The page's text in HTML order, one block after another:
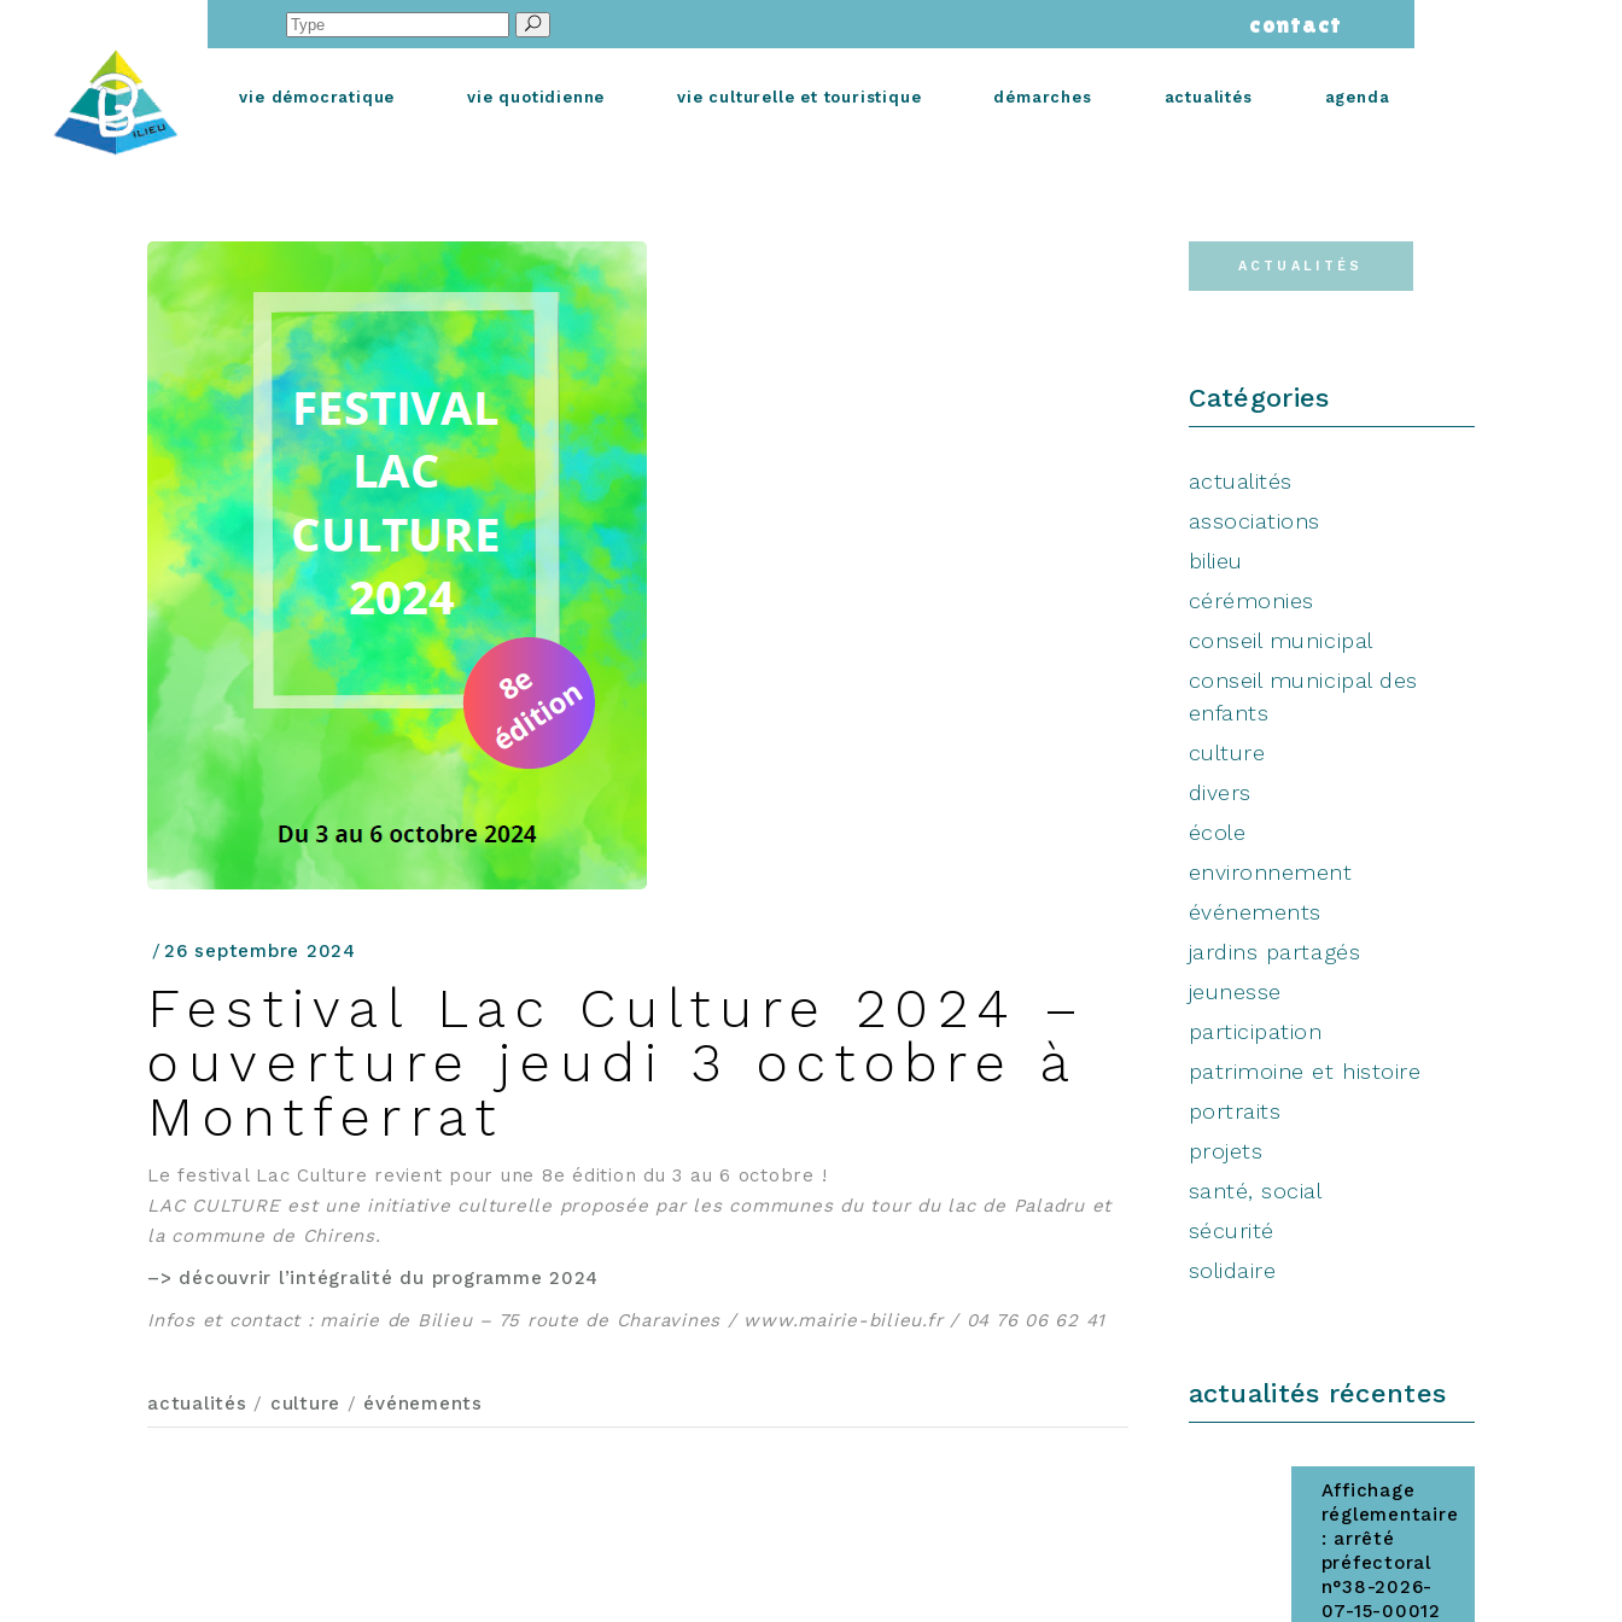
Search
for:
contact
vie démocratique vie quotidienne vie culturelle et touristique démarches actualités agenda
26 septembre 2024
Festival Lac Culture 2024 –
ouverture jeudi 3 octobre à
Montferrat
Le festival Lac Culture revient pour une 8e édition du 3 au 6 octobre !
LAC CULTURE est une initiative culturelle proposée par les communes du tour du lac de Paladru et
la commune de Chirens.
–> découvrir l’intégralité du programme 2024
Infos et contact : mairie de Bilieu – 75 route de Charavines / www.mairie-bilieu.fr / 04 76 06 62 41
actualités / culture / événements
ACTUALITÉS
Catégories
actualités
associations
bilieu
cérémonies
conseil municipal
conseil municipal des
enfants
culture
divers
école
environnement
événements
jardins partagés
jeunesse
participation
patrimoine et histoire
portraits
projets
santé, social
sécurité
solidaire
actualités récentes
Affichage
réglementaire
: arrêté
préfectoral
n°38-2026-
07-15-00012